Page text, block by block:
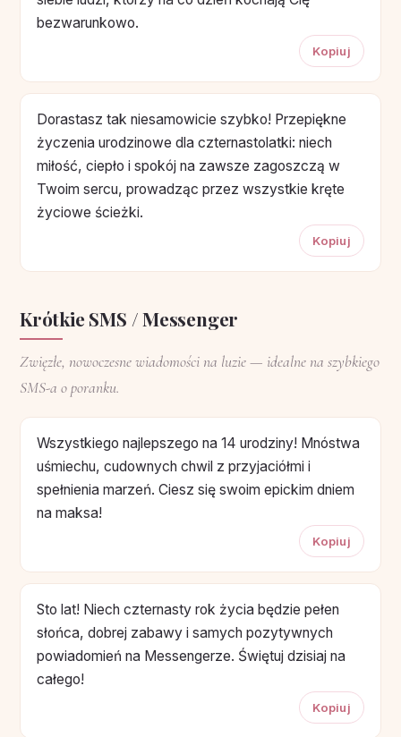
bezwarunkowo.
Kopiuj
Dorastasz tak niesamowicie szybko! Przepiękne
życzenia urodzinowe dla czternastolatki: niech
miłość, ciepło i spokój na zawsze zagoszczą w
Twoim sercu, prowadząc przez wszystkie kręte
życiowe ścieżki.
Kopiuj
Krótkie SMS / Messenger
Zwięzłe, nowoczesne wiadomości na luzie — idealne na szybkiego
SMS-a o poranku.
Wszystkiego najlepszego na 14 urodziny! Mnóstwa
uśmiechu, cudownych chwil z przyjaciółmi i
spełnienia marzeń. Ciesz się swoim epickim dniem
na maksa!
Kopiuj
Sto lat! Niech czternasty rok życia będzie pełen
słońca, dobrej zabawy i samych pozytywnych
powiadomień na Messengerze. Świętuj dzisiaj na
całego!
Kopiuj